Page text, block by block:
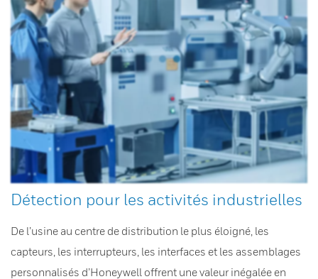
Détection pour les activités industrielles
De l’usine au centre de distribution le plus éloigné, les
capteurs, les interrupteurs, les interfaces et les assemblages
personnalisés d’Honeywell offrent une valeur inégalée en